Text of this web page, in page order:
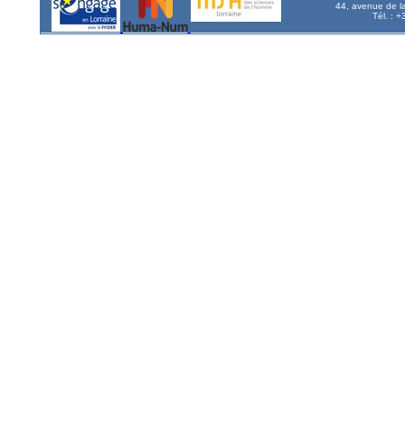
44, avenue de
Tél. :